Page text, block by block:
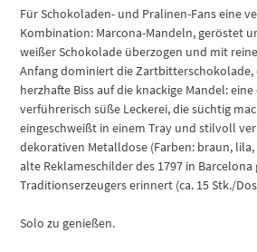
Chocolate
y
Cacao
Menge
Für Schokoladen- und Pralinen-Fans eine
Kombination: Marcona-Mandeln, geröstet
weißer Schokolade überzogen und mit
Anfang dominiert die
herzhafte Biss auf die knackige Mandel:
verführerisch süße Leckerei, die süchtig
eingeschweißt in einem Tray und stilvoll
dekorativen Metalldose (Farben: braun,
alte Reklameschilder des 1797 in
Traditionserzeugers erinnert (ca. 15 Stk./
Solo zu genießen.